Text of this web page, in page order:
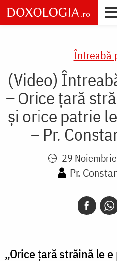
Skip
to
main
Întreabă
(Video)
– Orice țară
și orice patrie
– Pr.
29
Pr.
„Orice țară străină le